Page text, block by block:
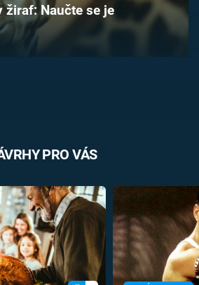
žiraf: Naučte se je
PRO VÁS